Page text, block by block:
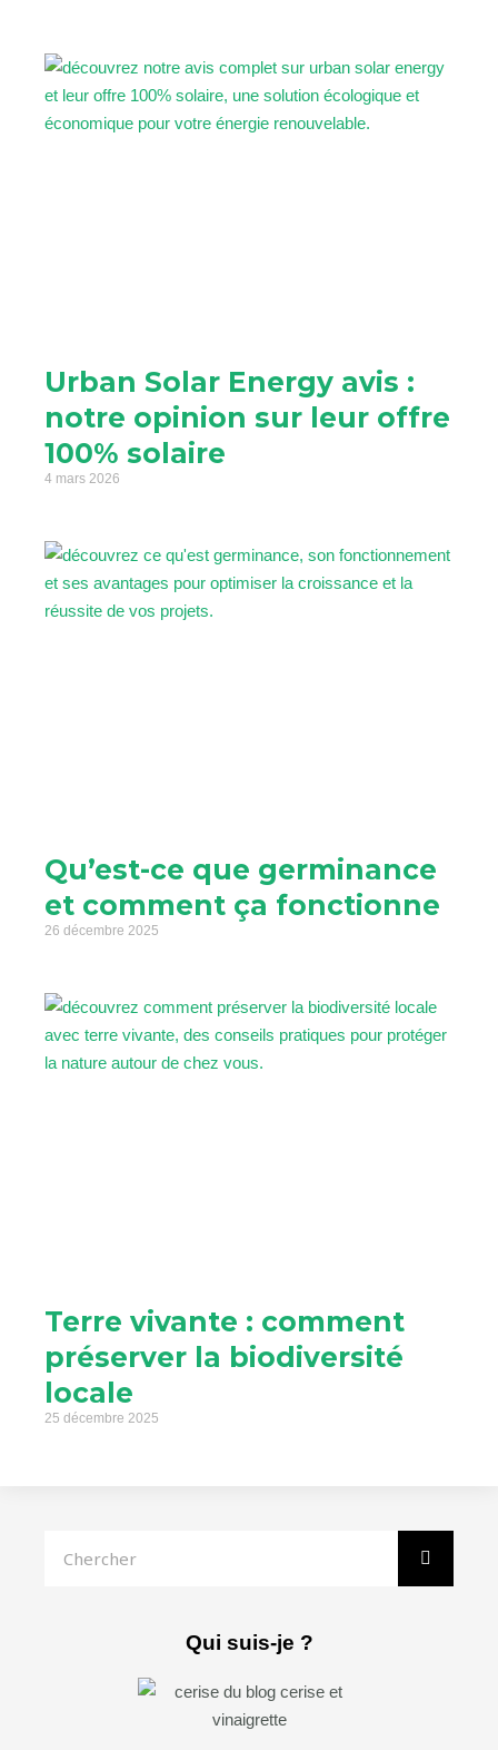
Urban Solar Energy avis :
notre opinion sur leur offre
100% solaire
4 mars 2026
Qu’est-ce que germinance
et comment ça fonctionne
26 décembre 2025
Terre vivante : comment
préserver la biodiversité
locale
25 décembre 2025
Qui suis-je ?